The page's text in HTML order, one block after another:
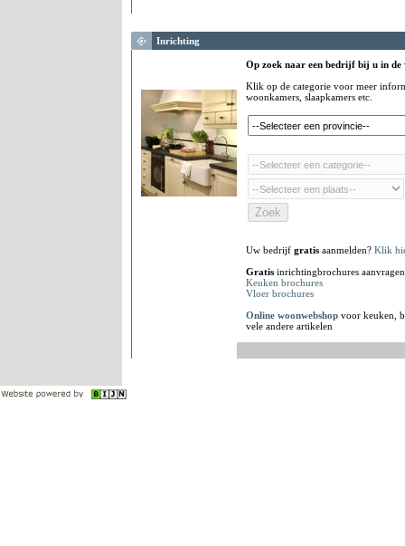
Inrichting
Op zoek naar een bedrijf bij u in
Klik op de categorie voor meer
woonkamers, slaapkamers etc.
Uw bedrijf gratis aanmelden? Klik
Gratis inrichtingbrochures
Keuken brochures
Vloer brochures
Online woonwebshop voor keuken,
vele andere artikelen